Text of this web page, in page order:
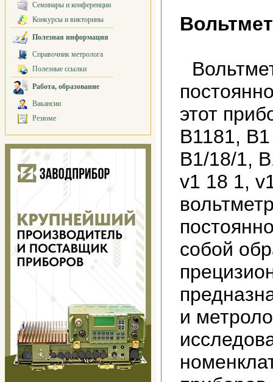
Семинары и конференции
Конкурсы и викторины
Полезная информация
Справочник метролога
Полезные ссылки
Работа, образование
Вакансии
Резюме
этот
В1181,
В1/18/1,
v1 18 1,
собой
и